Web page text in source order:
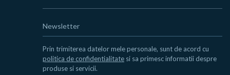
Newsletter
Prin trimiterea datelor mele personale, sunt de acord cu
politica de confidentialitate si sa primesc informatii despre
produse si servicii.